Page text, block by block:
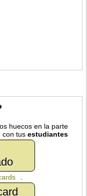
huecos en la parte
con tusestudiantes